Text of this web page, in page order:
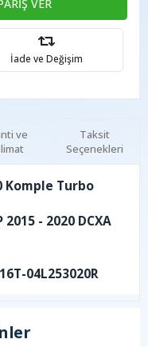
VER
İade ve Değişim
ve
Taksit
Seçenekleri
Komple Turbo
- 2020 DCXA
04L253020R